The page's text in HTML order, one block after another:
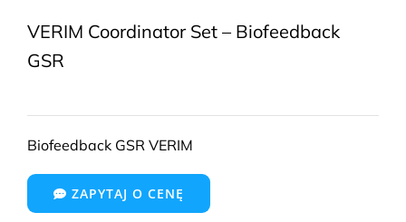
VERIM Coordinator Set – Biofeedback
GSR
Biofeedback GSR VERIM
ZAPYTAJ O CENĘ